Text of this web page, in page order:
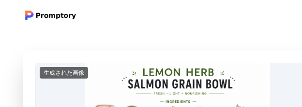
生成された画像